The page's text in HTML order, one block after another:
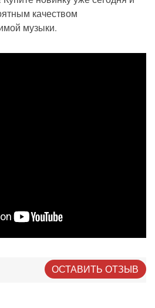
качеством
музыки.
ОСТАВИТЬ ОТЗЫВ